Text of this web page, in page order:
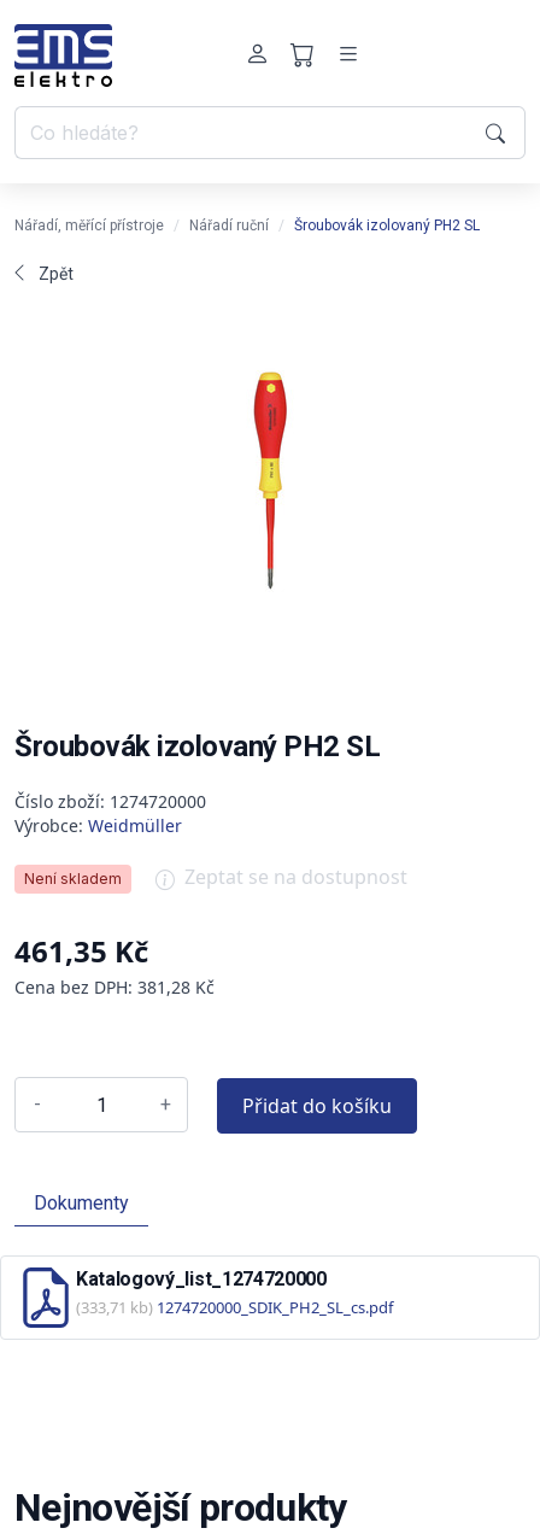
Nářadí, měřící přístroje Nářadí ruční Šroubovák izolovaný PH2 SL
Zpět
Šroubovák izolovaný PH2 SL
Číslo zboží: 1274720000
Výrobce: Weidmüller
Není skladem Zeptat se na dostupnost
461,35 Kč
Cena bez DPH: 381,28 Kč
- + Přidat do košíku
Dokumenty
Katalogový_list_1274720000
(333,71 kb) 1274720000_SDIK_PH2_SL_cs.pdf
Nejnovější produkty